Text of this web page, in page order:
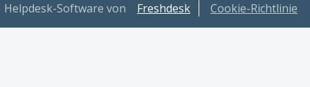
Helpdesk-Software von Freshdesk Cookie-Richtlinie